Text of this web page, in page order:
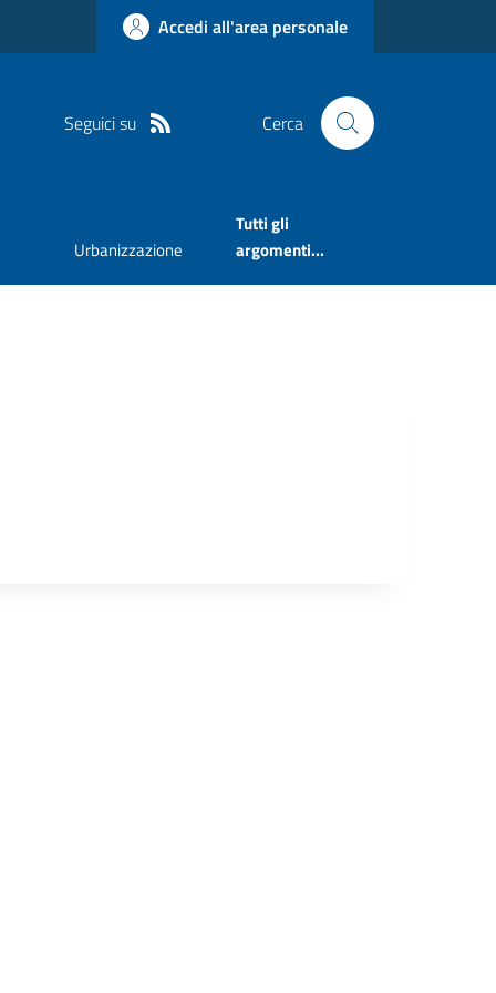
Accedi all'area personale
Seguici su Cerca
Urbanizzazione
Tutti gli
argomenti...